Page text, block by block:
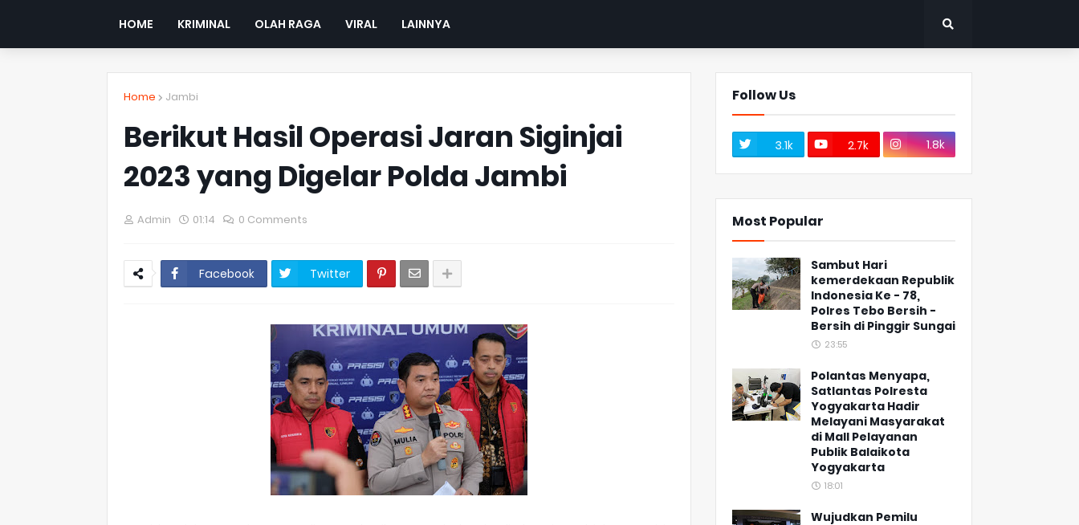
HOME KRIMINAL OLAH RAGA VIRAL LAINNYA
Home Jambi
Berikut Hasil Operasi Jaran Siginjai
2023 yang Digelar Polda Jambi
Admin 01:14 0 Comments
Facebook Twitter
Follow Us
3.1k 2.7k 1.8k
Most Popular
Sambut Hari
kemerdekaan Republik
Indonesia Ke - 78,
Polres Tebo Bersih -
Bersih di Pinggir Sungai
23:55
Polantas Menyapa,
Satlantas Polresta
Yogyakarta Hadir
Melayani Masyarakat
di Mall Pelayanan
Publik Balaikota
Yogyakarta
18:01
Wujudkan Pemilu